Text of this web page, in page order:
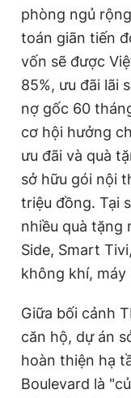
phòng ngủ
toán giãn tiến
vốn sẽ được
85%, ưu đãi lãi
nợ gốc 60
cơ hội hưởng
ưu đãi và quà
sở hữu gói nội
triệu đồng. Tại
nhiều quà tặng
Side, Smart
không khí, máy
Giữa bối cảnh
căn hộ, dự án
hoàn thiện hạ
Boulevard là